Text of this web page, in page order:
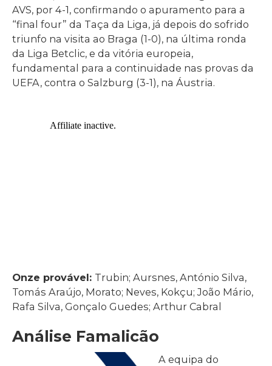
AVS, por 4-1, confirmando o apuramento para a
“final four” da Taça da Liga, já depois do sofrido
triunfo na visita ao Braga (1-0), na última ronda
da Liga Betclic, e da vitória europeia,
fundamental para a continuidade nas provas da
UEFA, contra o Salzburg (3-1), na Áustria.
Onze provável: Trubin; Aursnes, António Silva,
Tomás Araújo, Morato; Neves, Kokçu; João Mário,
Rafa Silva, Gonçalo Guedes; Arthur Cabral
Análise Famalicão
A equipa do